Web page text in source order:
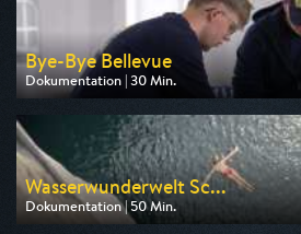
Bye-Bye Bellevue
Dokumentation | 30 Min.
Ausgestrahlt von ARD
am 10.08.2026, 23:20
Wasserwunderwelt Sc...
Dokumentation | 50 Min.
Ausgestrahlt von 3sat